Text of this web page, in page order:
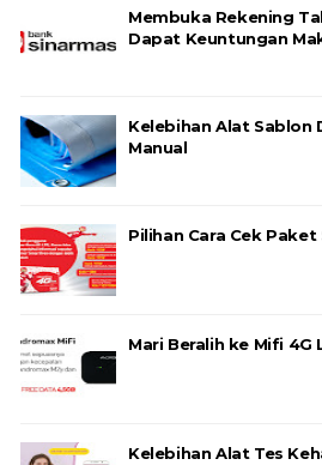
Membuka Rekening
Dapat Keuntungan
Kelebihan Alat
Manual
Pilihan Cara Cek
Mari Beralih ke Mifi 4G
Kelebihan Alat Tes